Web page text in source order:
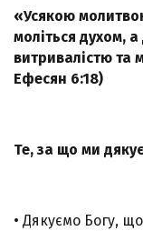
«Усякою
моліться духом,
витривалістю та
Ефесян 6:18)
Те, за що ми
• Дякуємо Богу,